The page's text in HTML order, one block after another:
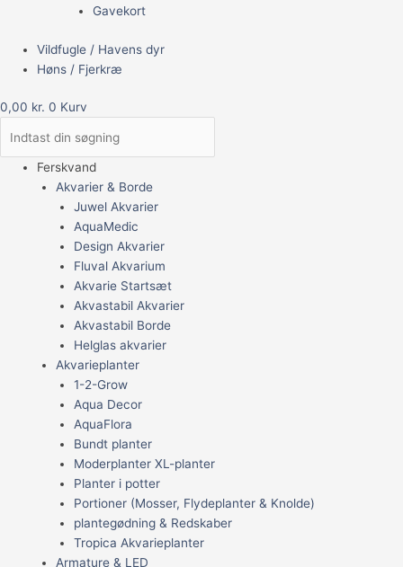
Gavekort
Vildfugle / Havens dyr
Høns / Fjerkræ
0,00 kr. 0 Kurv
Ferskvand
Akvarier & Borde
Juwel Akvarier
AquaMedic
Design Akvarier
Fluval Akvarium
Akvarie Startsæt
Akvastabil Akvarier
Akvastabil Borde
Helglas akvarier
Akvarieplanter
1-2-Grow
Aqua Decor
AquaFlora
Bundt planter
Moderplanter XL-planter
Planter i potter
Portioner (Mosser, Flydeplanter & Knolde)
plantegødning & Redskaber
Tropica Akvarieplanter
Armature & LED